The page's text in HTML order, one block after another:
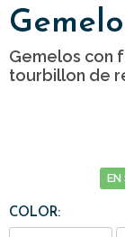
Gemelos con
tourbillon de
EN
COLOR: